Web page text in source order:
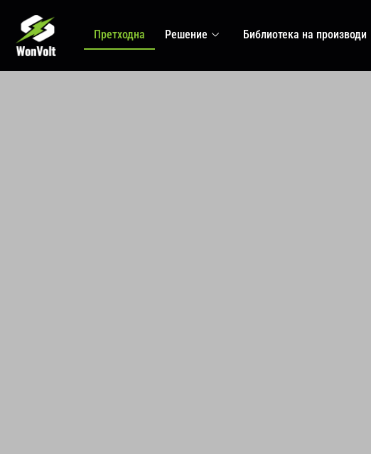
Претходна Решение Библиотека на производи